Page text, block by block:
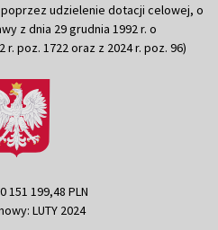
poprzez udzielenie dotacji celowej, o
z dnia 29 grudnia 1992 r. o
poz. 1722 oraz z 2024 r. poz. 96)
151 199,48 PLN
LUTY 2024